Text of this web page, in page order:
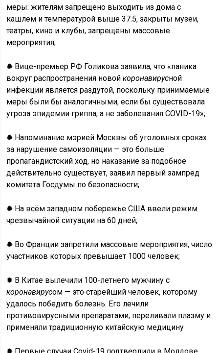
меры: жителям запрещено выходить из дома с
кашлем и температурой выше 37.5, закрыты музеи,
театры, кино и клубы, запрещены массовые
мероприятия;
✹ Вице-премьер РФ Голикова заявила, что «паника
вокруг распространения новойкоронавирусной
инфекции является раздутой, поскольку принимаемые
меры были бы аналогичными, если бы существовала
угроза эпидемии гриппа, а не заболевания COVID-19»;
✹ Напоминание мэрией Москвы об уголовных сроках
за нарушение самоизоляции — это больше
пропагандистский ход, но наказание за подобное
действительно существует, заявил первый зампред
комитета Госдумы по безопасности;
✹ На всём западном побережье США ввели режим
чрезвычайной ситуации на 60 дней;
✹ Во Франции запретили массовые мероприятия, число
участников которых превышает 1000 человек;
✹ В Китае вылечили 100-летнего мужчину с
коронавирусом — это старейший человек, которому
удалось победить болезнь. Его лечили
противовирусными препаратами, переливали плазму и
применяли традиционную китайскую медицину